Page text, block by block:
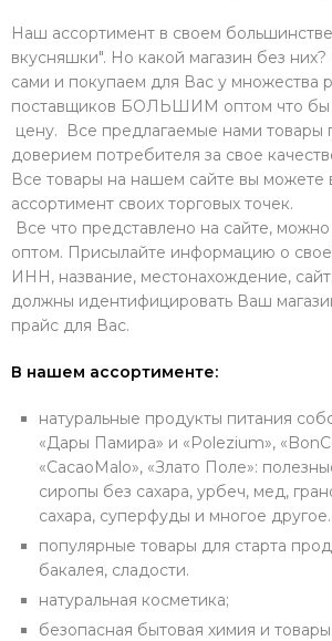
Наш ассортимент в своем
вкусняшки". Но какой магазин без
сами и покупаем для Вас у множества
поставщиков БОЛЬШИМ оптом что бы
цену. Все предлагаемые нами товары
доверием потребителя за свое
Все товары на нашем сайте вы можете
ассортимент своих торговых точек.
Все что представлено на сайте,
оптом. Присылайте информацию о
ИНН, название, местонахождение,
должны идентифицировать Ваш
прайс для Вас.
В нашем ассортименте:
натуральные продукты питания
«Дары Памира» и «Polezium»,
«CacaoMalo», «Злато Поле»:
сиропы без сахара, урбеч, мед,
сахара, суперфуды и многое другое.
популярные товары для старта
бакалея, сладости.
натуральная косметика;
безопасная бытовая химия и